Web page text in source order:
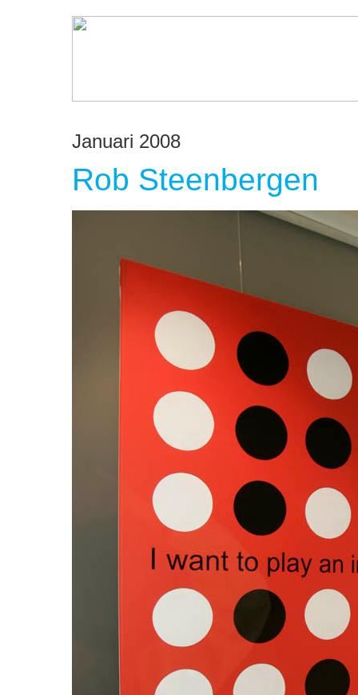
Januari 2008
Rob Steenbergen